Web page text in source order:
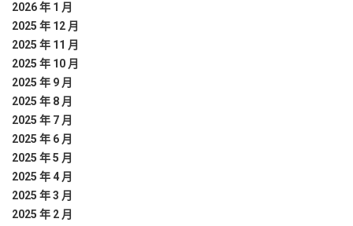
2026 年 1 月
2025 年 12 月
2025 年 11 月
2025 年 10 月
2025 年 9 月
2025 年 8 月
2025 年 7 月
2025 年 6 月
2025 年 5 月
2025 年 4 月
2025 年 3 月
2025 年 2 月